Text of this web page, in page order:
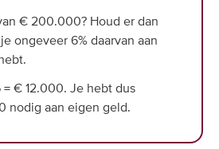
€ 200.000? Houd er dan
ongeveer 6% daarvan aan
€ 12.000. Je hebt dus
nodig aan eigen geld.